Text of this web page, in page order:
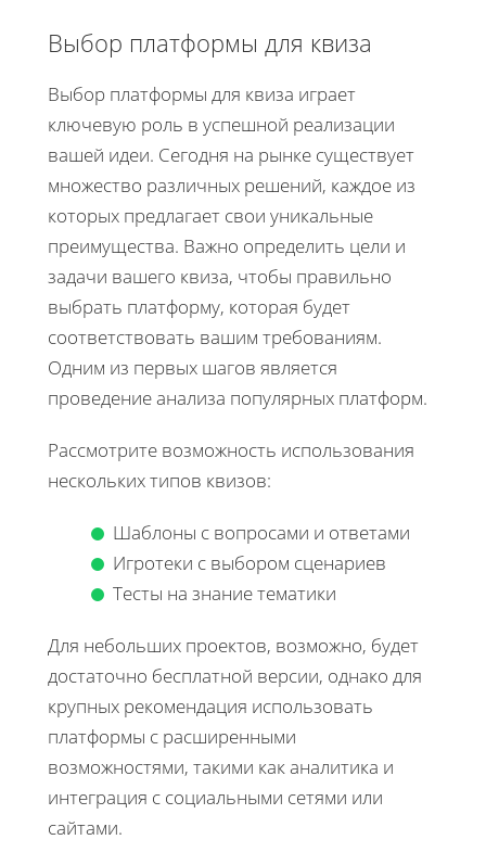
Выбор платформы для квиза
Выбор платформы для квиза играет
ключевую роль в успешной реализации
вашей идеи. Сегодня на рынке существует
множество различных решений, каждое из
которых предлагает свои уникальные
преимущества. Важно определить цели и
задачи вашего квиза, чтобы правильно
выбрать платформу, которая будет
соответствовать вашим требованиям.
Одним из первых шагов является
проведение анализа популярных платформ.
Рассмотрите возможность использования
нескольких типов квизов:
Шаблоны с вопросами и ответами
Игротеки с выбором сценариев
Тесты на знание тематики
Для небольших проектов, возможно, будет
достаточно бесплатной версии, однако для
крупных рекомендация использовать
платформы с расширенными
возможностями, такими как аналитика и
интеграция с социальными сетями или
сайтами.